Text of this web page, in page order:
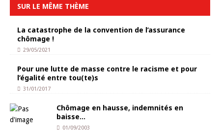
SUR LE MÊME THÈME
La catastrophe de la convention de l’assurance
chômage !
29/05/2021
Pour une lutte de masse contre le racisme et pour
l’égalité entre tou(te)s
31/01/2017
Chômage en hausse, indemnités en
baisse…
01/09/2003